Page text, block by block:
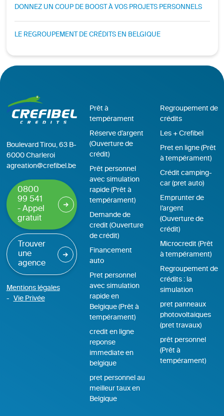
DONNEZ UN COUP DE BOOST À VOS PROJETS PERSONNELS
LE REGROUPEMENT DE CRÉDITS EN BELGIQUE
Boulevard Tirou, 63 B-
6000 Charleroi
agreation@crefibel.be
0800
99 541
- Appel
gratuit
Trouver
une
agence
Mentions légales
Vie Privée
Prêt à
tempérament
Réserve d’argent
(Ouverture de
crédit)
Prêt personnel
avec simulation
rapide (Prêt à
tempérament)
Demande de
credit (Ouverture
de crédit)
Financement
auto
Pret personnel
avec simulation
rapide en
Belgique (Prêt à
tempérament)
credit en ligne
reponse
immediate en
belgique
pret personnel au
meilleur taux en
Belgique
Regroupement de
crédits
Les + Crefibel
Pret en ligne (Prêt
à tempérament)
Crédit camping-
car (pret auto)
Emprunter de
l’argent
(Ouverture de
crédit)
Microcredit (Prêt
à tempérament)
Regroupement de
crédits : la
simulation
pret panneaux
photovoltaiques
(pret travaux)
prêt personnel
(Prêt à
tempérament)